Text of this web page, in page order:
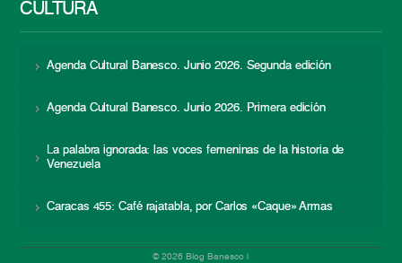
CULTURA
Agenda Cultural Banesco. Junio 2026. Segunda edición
Agenda Cultural Banesco. Junio 2026. Primera edición
La palabra ignorada: las voces femeninas de la historia de
Venezuela
Caracas 455: Café rajatabla, por Carlos «Caque» Armas
© 2026 Blog Banesco |